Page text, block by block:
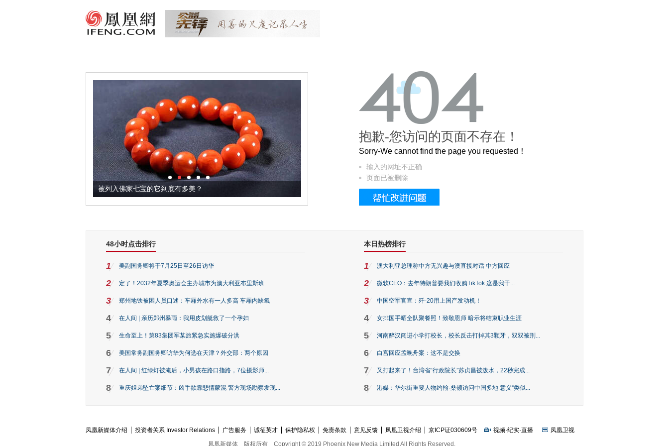
被列入佛家七宝的它到底有多美？ 这个3.2米的长卷，还原了600岁的紫禁城
抱歉-您访问的页面不存在！
Sorry-We cannot find the page you requested！
输入的网址不正确
页面已被删除
48小时点击排行
1 美副国务卿将于7月25日至26日访华
2 定了！2032年夏季奥运会主办城市为澳大利亚布里斯班
3 郑州地铁被困人员口述：车厢外水有一人多高 车厢内缺氧
4 在人间 | 亲历郑州暴雨：我用皮划艇救了一个孕妇
5 生命至上！第83集团军某旅紧急实施爆破分洪
6 美国常务副国务卿访华为何选在天津？外交部：两个原因
7 在人间 | 红绿灯被淹后，小男孩在路口指路，7位摄影师...
8 重庆姐弟坠亡案细节：凶手欲靠悲情蒙混 警方现场勘察发现...
本日热榜排行
1 澳大利亚总理称中方无兴趣与澳直接对话 中方回应
2 微软CEO：去年特朗普要我们收购TikTok 这是我干...
3 中国空军官宣：歼-20用上国产发动机！
4 女排国手晒全队聚餐照！致敬恩师 暗示将结束职业生涯
5 河南醉汉闯进小学打校长，校长反击打掉其3颗牙，双双被刑...
6 白宫回应孟晚舟案：这不是交换
7 又打起来了！台湾省“行政院长”苏贞昌被泼水，22秒完成...
8 港媒：华尔街重要人物约翰·桑顿访问中国多地 意义“类似...
凤凰新媒体介绍 投资者关系 Investor Relations 广告服务 诚征英才 保护隐私权 免责条款 意见反馈 凤凰卫视介绍 京ICP证030609号 视频·纪实·直播
凤凰卫视
凤凰新媒体
版权所有 Copyright © 2019 Phoenix New Media Limited All Rights Reserved.